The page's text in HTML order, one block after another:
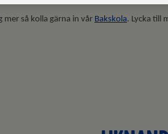
mer så kolla gärna in vår Bakskola. Lycka till